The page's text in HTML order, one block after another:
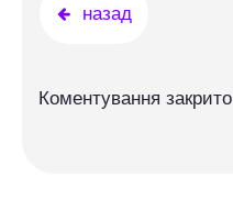
назад
Коментування закрито